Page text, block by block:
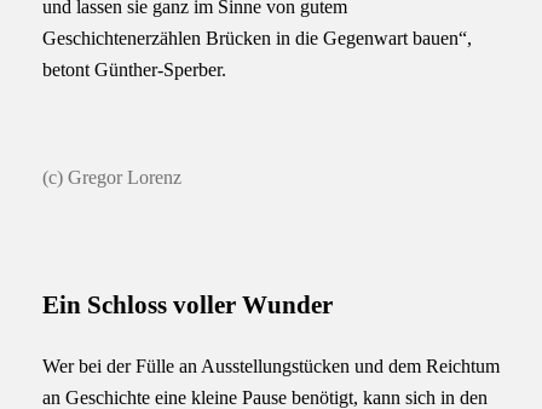
und lassen sie ganz im Sinne von gutem
Geschichtenerzählen Brücken in die Gegenwart bauen“,
betont Günther-Sperber.
(c) Gregor Lorenz
Ein Schloss voller Wunder
Wer bei der Fülle an Ausstellungstücken und dem Reichtum
an Geschichte eine kleine Pause benötigt, kann sich in den